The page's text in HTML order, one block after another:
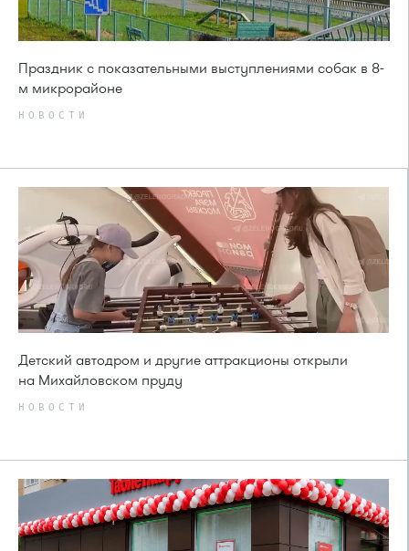
Праздник с показательными выступлениями собак в 8-
м микрорайоне
НОВОСТИ
Детский автодром и другие аттракционы открыли
на Михайловском пруду
НОВОСТИ